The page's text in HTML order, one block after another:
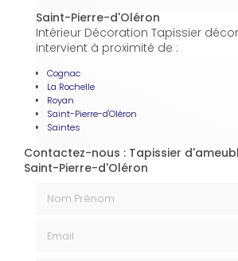
Saint-Pierre-d'Oléron
Intérieur Décoration Tapissier
intervient à proximité de :
Cognac
La Rochelle
Royan
Saint-Pierre-d'Oléron
Saintes
Contactez-nous : Tapissier
Saint-Pierre-d'Oléron